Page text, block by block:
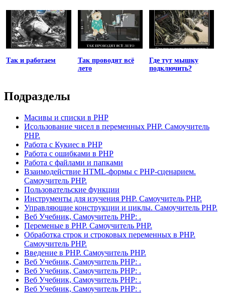
Так и работаем
Так проводят всё
лето
Где тут мышку
подключить?
Подразделы
Масивы и списки в PHP
Исользование чисел в переменных PHP. Самоучитель
PHP.
Работа с Кукиес в PHP
Работа с ошибками в PHP
Работа с файлами и папками
Взаимодействие HTML-формы с PHP-сценарием.
Самоучитель PHP.
Пользовательские функции
Инструменты для изучения PHP. Самоучитель PHP.
Управляющие конструкции и циклы. Самоучитель PHP.
Веб Учебник, Самоучитель PHP: .
Переменые в PHP. Самоучитель PHP.
Обработка строк и строковых переменных в PHP.
Самоучитель PHP.
Введение в PHP. Самоучитель PHP.
Веб Учебник, Самоучитель PHP: .
Веб Учебник, Самоучитель PHP: .
Веб Учебник, Самоучитель PHP: .
Веб Учебник, Самоучитель PHP: .